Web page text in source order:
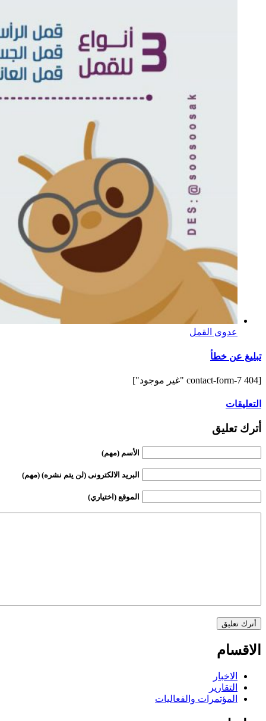
عدوى القمل
تبليغ عن خطأ
[contact-form-7 404 "غير موجود"]
التعليقات
أترك تعليق
الأسم (مهم)
البريد الالكترونى (لن يتم نشره) (مهم)
الموقع (اختياري)
الاقسام
الاخبار
التقارير
المؤتمرات والفعاليات